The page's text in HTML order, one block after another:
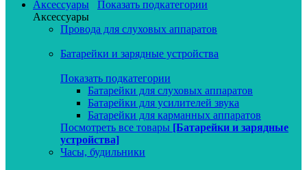
Аксессуары
Показать подкатегории
Аксессуары
Провода для слуховых аппаратов
Батарейки и зарядные устройства
Показать подкатегории
Батарейки для слуховых аппаратов
Батарейки для усилителей звука
Батарейки для карманных аппаратов
Посмотреть все товары [Батарейки и зарядные
устройства]
Часы, будильники